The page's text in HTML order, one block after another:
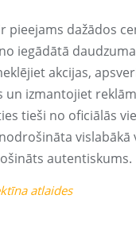
pieejams dažādos
iegādātā
akcijas,
un izmantojiet
tieši no oficiālās
vislabākā
autentiskums.
atlaides